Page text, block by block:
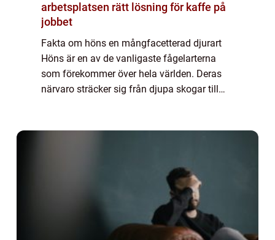
arbetsplatsen rätt lösning för kaffe på
jobbet
Fakta om höns en mångfacetterad djurart
Höns är en av de vanligaste fågelarterna
som förekommer över hela världen. Deras
närvaro sträcker sig från djupa skogar till